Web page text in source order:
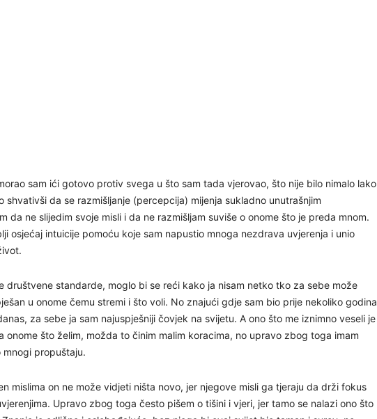
sam ići gotovo protiv svega u što sam tada vjerovao, što nije bilo nimalo lako
shvativši da se razmišljanje (percepcija) mijenja sukladno unutrašnjim
da ne slijedim svoje misli i da ne razmišljam suviše o onome što je preda mnom.
osjećaj intuicije pomoću koje sam napustio mnoga nezdrava uvjerenja i unio
društvene standarde, moglo bi se reći kako ja nisam netko tko za sebe može
u onome čemu stremi i što voli. No znajući gdje sam bio prije nekoliko godina
za sebe ja sam najuspješniji čovjek na svijetu. A ono što me iznimno veseli je
onome što želim, možda to činim malim koracima, no upravo zbog toga imam
propuštaju.
mislima on ne može vidjeti ništa novo, jer njegove misli ga tjeraju da drži fokus
Upravo zbog toga često pišem o tišini i vjeri, jer tamo se nalazi ono što